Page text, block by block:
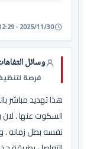
2025/11/30 - 12:29
وسائل
فرصة
هذا تهديد مباشر
السكوت عنها . لان
نفسه بطل زمانه .